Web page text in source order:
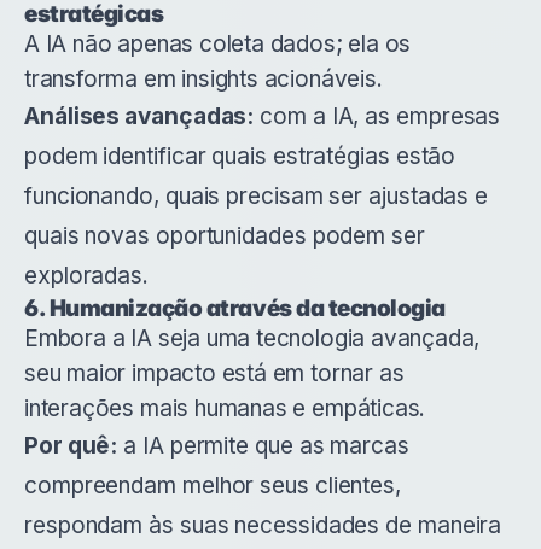
estratégicas
A IA não apenas coleta dados; ela os
transforma em insights acionáveis.
Análises avançadas: com a IA, as empresas
podem identificar quais estratégias estão
funcionando, quais precisam ser ajustadas e
quais novas oportunidades podem ser
exploradas.
6. Humanização através da tecnologia
Embora a IA seja uma tecnologia avançada,
seu maior impacto está em tornar as
interações mais humanas e empáticas.
Por quê: a IA permite que as marcas
compreendam melhor seus clientes,
respondam às suas necessidades de maneira